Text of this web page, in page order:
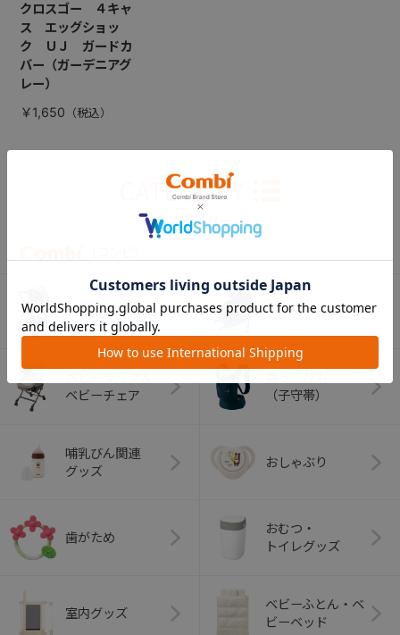
クロスゴー ４キャ
ス エッグショッ
ク ＵＪ ガードカ
バー（ガーデニアグ
レー）
￥1,650
CATEGORY
カテゴリー
ベビーカー チャイルドシート
ベビーチェア
（子守帯）
哺乳びん関連
グッズ
おしゃぶり
歯がため
おむつ・
トイレグッズ
室内グッズ
ベビーふとん・ベ
ビーベッド